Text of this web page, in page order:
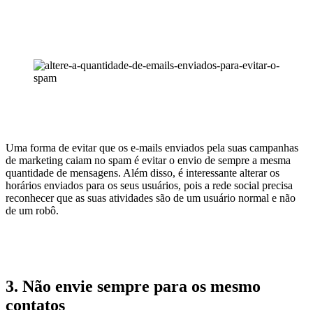
Uma forma de evitar que os e-mails enviados pela suas campanhas
de marketing caiam no spam é evitar o envio de sempre a mesma
quantidade de mensagens. Além disso, é interessante alterar os
horários enviados para os seus usuários, pois a rede social precisa
reconhecer que as suas atividades são de um usuário normal e não
de um robô.
3. Não envie sempre para os mesmo
contatos